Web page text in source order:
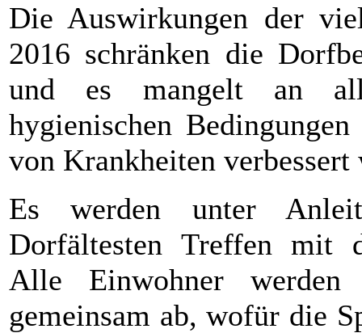
Die Auswirkungen der
2016 schränken die
und es mangelt an
hygienischen
von Krankheiten verbessert
Es werden unter
Dorfältesten Treffen mit
Alle Einwohner
gemeinsam ab, wofür die